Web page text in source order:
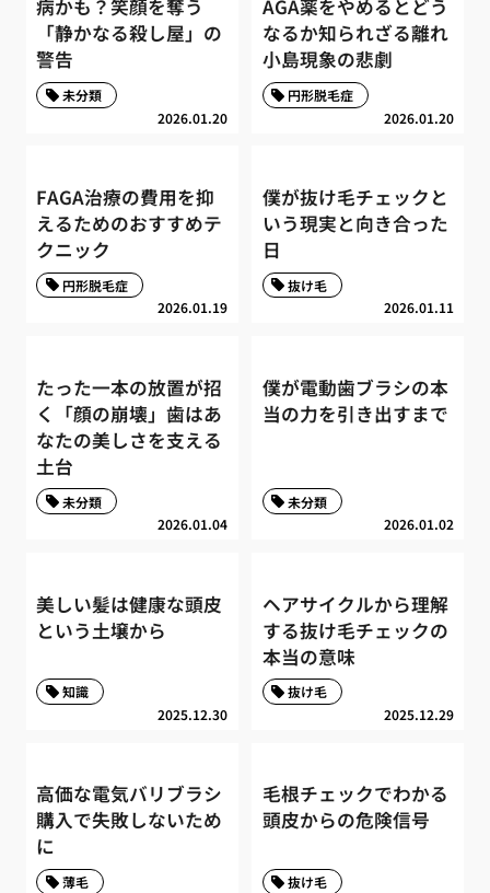
病かも？笑顔を奪う
「静かなる殺し屋」の
警告
2026.01.20
未分類
AGA薬をやめるとどう
なるか知られざる離れ
小島現象の悲劇
2026.01.20
円形脱毛症
FAGA治療の費用を抑
えるためのおすすめテ
クニック
2026.01.19
円形脱毛症
僕が抜け毛チェックと
いう現実と向き合った
日
2026.01.11
抜け毛
たった一本の放置が招
く「顔の崩壊」歯はあ
なたの美しさを支える
土台
2026.01.04
未分類
僕が電動歯ブラシの本
当の力を引き出すまで
2026.01.02
未分類
美しい髪は健康な頭皮
という土壌から
2025.12.30
知識
ヘアサイクルから理解
する抜け毛チェックの
本当の意味
2025.12.29
抜け毛
高価な電気バリブラシ
購入で失敗しないため
に
薄毛
毛根チェックでわかる
頭皮からの危険信号
抜け毛